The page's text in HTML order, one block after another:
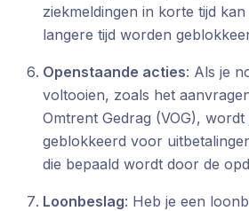
ziekmeldingen in korte tijd
langere tijd worden
Openstaande acties: Als je
voltooien, zoals het
Omtrent Gedrag (VOG),
geblokkeerd voor
die bepaald wordt door de
Loonbeslag: Heb je een